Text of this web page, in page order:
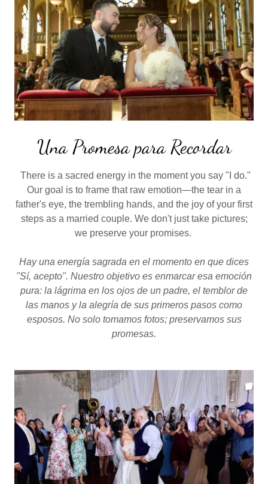
Una Promesa para Recordar
There is a sacred energy in the moment you say "I do."
Our goal is to frame that raw emotion—the tear in a
father's eye, the trembling hands, and the joy of your first
steps as a married couple. We don't just take pictures;
we preserve your promises.
Hay una energía sagrada en el momento en que dices
"Sí, acepto". Nuestro objetivo es enmarcar esa emoción
pura: la lágrima en los ojos de un padre, el temblor de
las manos y la alegría de sus primeros pasos como
esposos. No solo tomamos fotos; preservamos sus
promesas.